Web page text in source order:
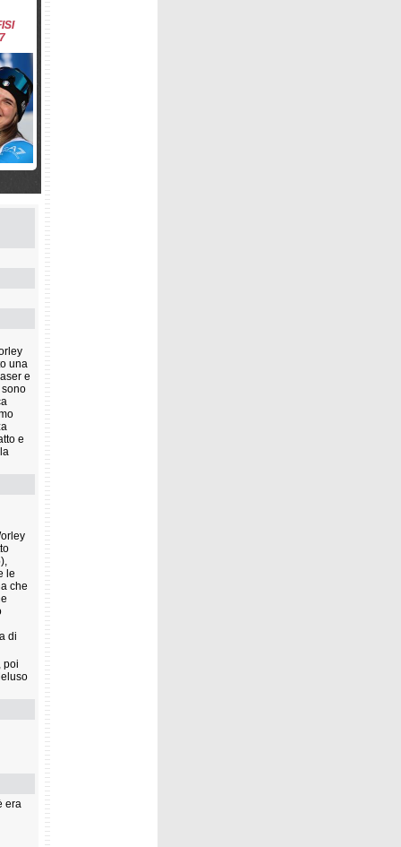
una
e
sono
e
le
che
di
poi
era